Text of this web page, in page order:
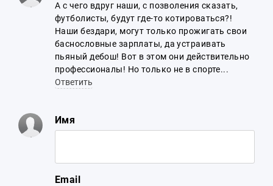
А с чего вдруг наши, с позволения сказать,
футболисты, будут где-то котироваться?!
Наши бездари, могут только прожигать свои
баснословные зарплаты, да устраивать
пьяный дебош! Вот в этом они действительно
профессионалы! Но только не в спорте...
Ответить
Имя
Email